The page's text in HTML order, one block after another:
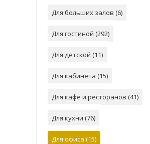
Для больших залов (6)
Для гостиной (292)
Для детской (11)
Для кабинета (15)
Для кафе и ресторанов (41)
Для кухни (76)
Для офиса (15)